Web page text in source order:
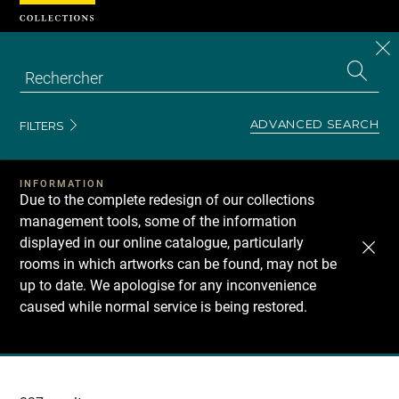
FILTERS ADVANCED SEARCH
INFORMATION
Due to the complete redesign of our collections
management tools, some of the information
displayed in our online catalogue, particularly
rooms in which artworks can be found, may not be
up to date. We apologise for any inconvenience
caused while normal service is being restored.
Recherche
Cookies management panel